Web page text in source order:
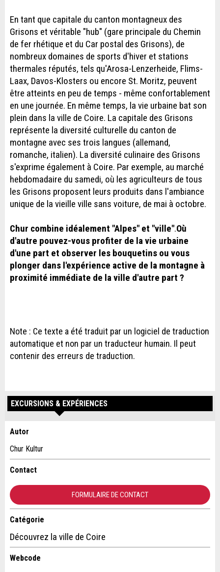
En tant que capitale du canton montagneux des
Grisons et véritable "hub" (gare principale du Chemin
de fer rhétique et du Car postal des Grisons), de
nombreux domaines de sports d'hiver et stations
thermales réputés, tels qu'Arosa-Lenzerheide, Flims-
Laax, Davos-Klosters ou encore St. Moritz, peuvent
être atteints en peu de temps - même confortablement
en une journée. En même temps, la vie urbaine bat son
plein dans la ville de Coire. La capitale des Grisons
représente la diversité culturelle du canton de
montagne avec ses trois langues (allemand,
romanche, italien). La diversité culinaire des Grisons
s'exprime également à Coire. Par exemple, au marché
hebdomadaire du samedi, où les agriculteurs de tous
les Grisons proposent leurs produits dans l'ambiance
unique de la vieille ville sans voiture, de mai à octobre.
Chur combine idéalement "Alpes" et "ville".Où
d'autre pouvez-vous profiter de la vie urbaine
d'une part et observer les bouquetins ou vous
plonger dans l'expérience active de la montagne à
proximité immédiate de la ville d'autre part ?
Note : Ce texte a été traduit par un logiciel de traduction
automatique et non par un traducteur humain. Il peut
contenir des erreurs de traduction.
EXCURSIONS & EXPÉRIENCES
Annonces répréhensibles
Vos commentaires sont grandement appréciés!
Commentaires généraux
Cette annonce n'est plus valable
Annonce incomplète
Recommander l'annonce
Recommandez cette annonce à des amis.
Autor
Chur Kultur
Contact
FORMULAIRE DE CONTACT
Contact
Composez un message à la personne de contact pour cette
Catégorie
Découvrez la ville de Coire
Webcode